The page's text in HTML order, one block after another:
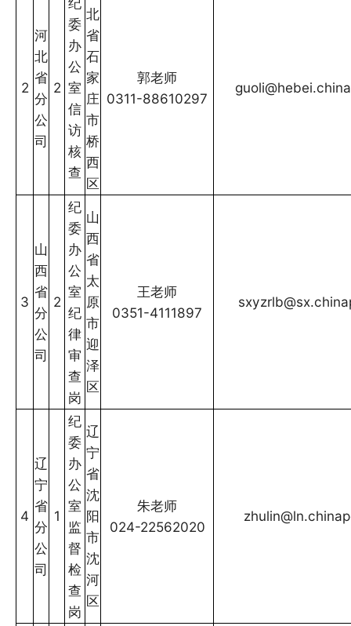
2
河
北
省
分
公
司
2
委
办
公
室
信
访
核
查
北
省
石
家
庄
市
桥
西
区
郭老师
0311-88610297
3
山
西
省
分
公
司
2
纪
委
办
公
室
纪
律
审
查
岗
山
西
省
太
原
市
迎
泽
区
王老师
0351-4111897
4
辽
宁
省
分
公
司
1
纪
委
办
公
室
监
督
检
查
岗
辽
宁
省
沈
阳
市
沈
河
区
朱老师
024-22562020